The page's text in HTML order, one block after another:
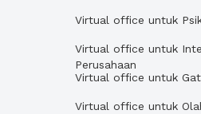
Virtual office untuk
Virtual office untuk
Perusahaan
Virtual office untuk
Virtual office untuk